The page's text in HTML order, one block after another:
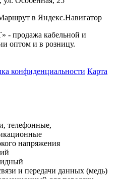
в Яндекс.Навигатор
продажа кабельной и
оптом и в розницу.
конфиденциальности Карта
телефонные,
напряжения
и передачи данных (медь)